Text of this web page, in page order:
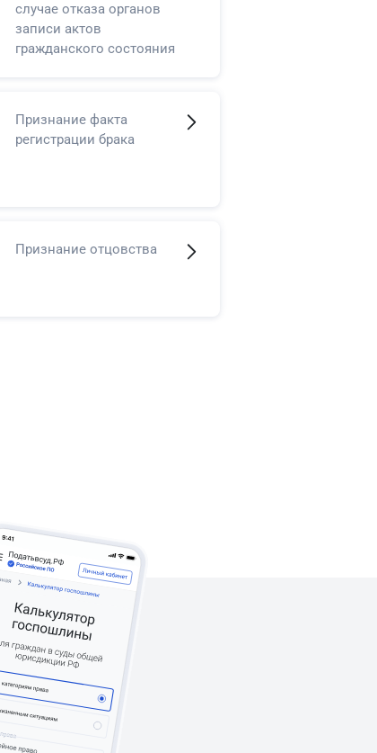
случае отказа органов
записи актов
гражданского состояния
Признание факта
регистрации брака
Признание отцовства